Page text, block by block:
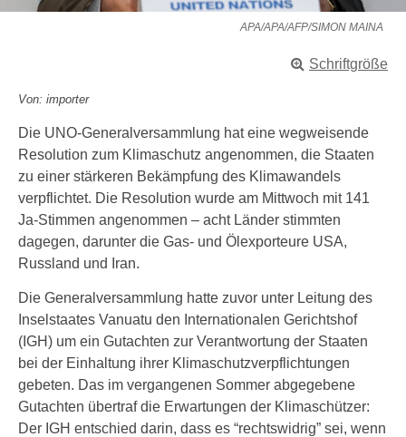
APA/APA/AFP/SIMON MAINA
Schriftgröße
Von: importer
Die UNO-Generalversammlung hat eine wegweisende
Resolution zum Klimaschutz angenommen, die Staaten
zu einer stärkeren Bekämpfung des Klimawandels
verpflichtet. Die Resolution wurde am Mittwoch mit 141
Ja-Stimmen angenommen – acht Länder stimmten
dagegen, darunter die Gas- und Ölexporteure USA,
Russland und Iran.
Die Generalversammlung hatte zuvor unter Leitung des
Inselstaates Vanuatu den Internationalen Gerichtshof
(IGH) um ein Gutachten zur Verantwortung der Staaten
bei der Einhaltung ihrer Klimaschutzverpflichtungen
gebeten. Das im vergangenen Sommer abgegebene
Gutachten übertraf die Erwartungen der Klimaschützer:
Der IGH entschied darin, dass es “rechtswidrig” sei, wenn